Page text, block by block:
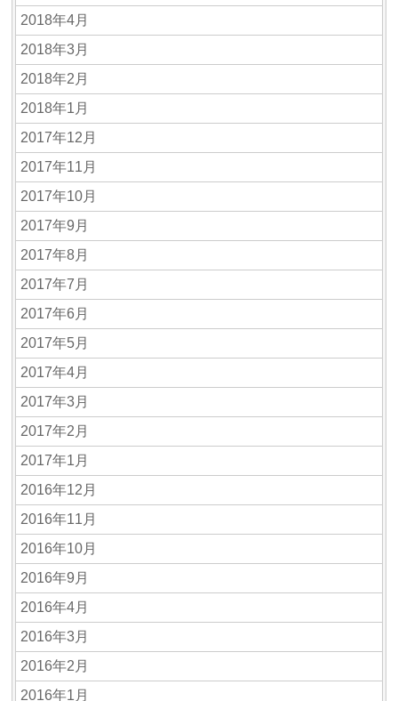
2018年4月
2018年3月
2018年2月
2018年1月
2017年12月
2017年11月
2017年10月
2017年9月
2017年8月
2017年7月
2017年6月
2017年5月
2017年4月
2017年3月
2017年2月
2017年1月
2016年12月
2016年11月
2016年10月
2016年9月
2016年4月
2016年3月
2016年2月
2016年1月